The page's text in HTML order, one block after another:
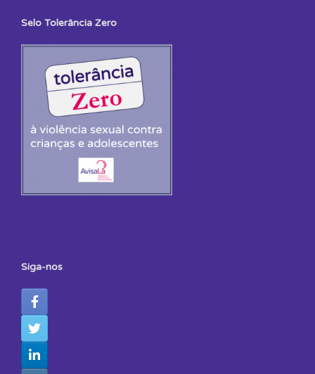
Selo Tolerância Zero
Siga-nos